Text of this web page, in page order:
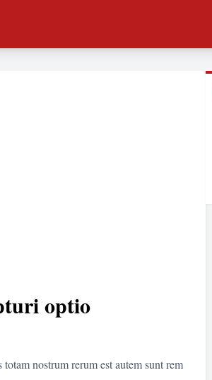
optio
nostrum rerum est autem sunt rem